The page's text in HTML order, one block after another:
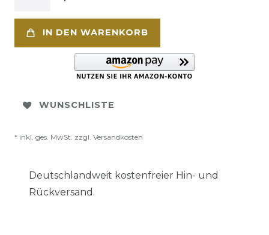
IN DEN WARENKORB
WUNSCHLISTE
* inkl. ges. MwSt. zzgl. Versandkosten
Deutschlandweit kostenfreier Hin- und
Rückversand.